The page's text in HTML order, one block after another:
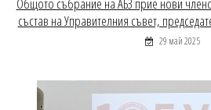
Общото събрание на АБЗ прие нови
състав на Управителния съвет,
29 май 2025